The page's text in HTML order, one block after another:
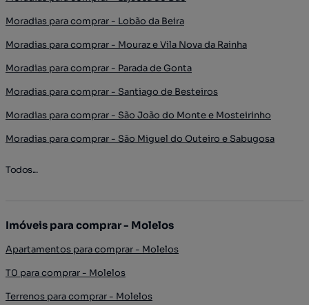
Moradias para comprar - Lobão da Beira
Moradias para comprar - Mouraz e Vila Nova da Rainha
Moradias para comprar - Parada de Gonta
Moradias para comprar - Santiago de Besteiros
Moradias para comprar - São João do Monte e Mosteirinho
Moradias para comprar - São Miguel do Outeiro e Sabugosa
Todos...
Imóveis para comprar - Molelos
Apartamentos para comprar - Molelos
T0 para comprar - Molelos
Terrenos para comprar - Molelos